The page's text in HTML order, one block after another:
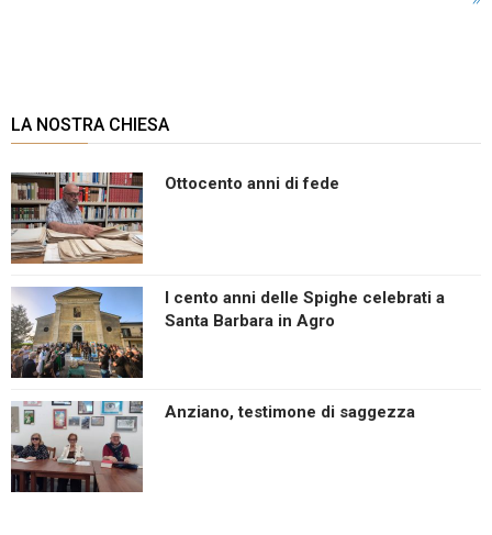
LA NOSTRA CHIESA
Ottocento anni di fede
I cento anni delle Spighe celebrati a
Santa Barbara in Agro
Anziano, testimone di saggezza